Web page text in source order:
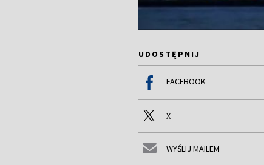
UDOSTĘPNIJ
FACEBOOK
X
WYŚLIJ MAILEM